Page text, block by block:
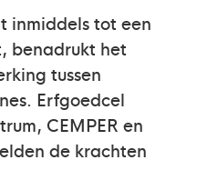
inmiddels tot een
benadrukt het
tussen
Erfgoedcel
CEMPER en
de krachten